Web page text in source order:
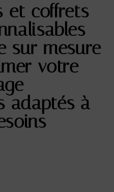
et coffrets
sur mesure
votre
adaptés à